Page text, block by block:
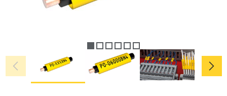
chevron_left chevron_right